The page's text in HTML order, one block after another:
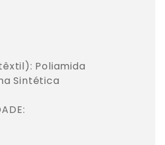
Poliamida
Sintética